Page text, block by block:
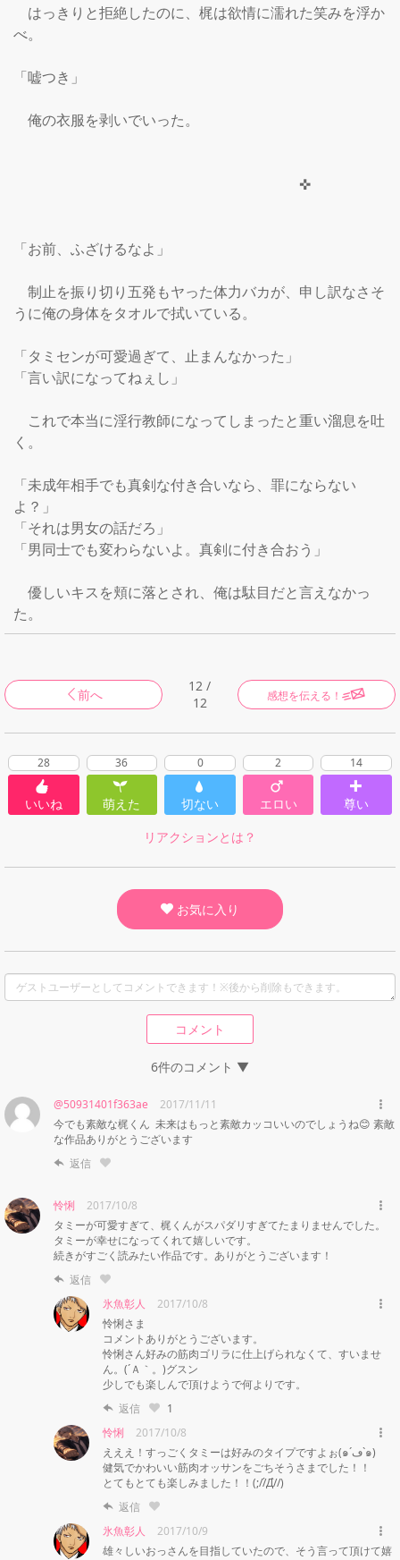
はっきりと拒絶したのに、梶は欲情に濡れた笑みを浮か
べ。
「嘘つき」
俺の衣服を剥いでいった。
✜
「お前、ふざけるなよ」
制止を振り切り五発もヤった体力バカが、申し訳なさそ
うに俺の身体をタオルで拭いている。
「タミセンが可愛過ぎて、止まんなかった」
「言い訳になってねぇし」
これで本当に淫行教師になってしまったと重い溜息を吐
く。
「未成年相手でも真剣な付き合いなら、罪にならない
よ？」
「それは男女の話だろ」
「男同士でも変わらないよ。真剣に付き合おう」
優しいキスを頬に落とされ、俺は駄目だと言えなかっ
た。
前へ
12 /
12
感想を伝える！
28
いいね
36
萌えた
0
切ない
2
エロい
14
尊い
リアクションとは？
お気に入り
コメント
6件のコメント ▼
@50931401f363ae
2017/11/11
今でも素敵な梶くん  未来はもっと素敵カッコいいのでしょうね😊 素敵
な作品ありがとうございます
返信
怜悧
2017/10/8
タミーが可愛すぎて、梶くんがスパダリすぎてたまりませんでした。
タミーが幸せになってくれて嬉しいです。
続きがすごく読みたい作品です。ありがとうございます！
返信
氷魚彰人
2017/10/8
怜悧さま
コメントありがとうございます。
怜悧さん好みの筋肉ゴリラに仕上げられなくて、すいませ
ん。(´Ａ｀。)グスン
少しでも楽しんで頂けようで何よりです。
返信
1
怜悧
2017/10/8
えええ！すっごくタミーは好みのタイプですよぉ(๑´ڡ`๑)
健気でかわいい筋肉オッサンをごちそうさまでした！！
とてもとても楽しみました！！(;//́Д/̀/)
返信
氷魚彰人
2017/10/9
雄々しいおっさんを目指していたので、そう言って頂けて嬉